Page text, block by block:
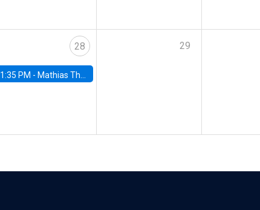
28
1:35 PM - Mathias Thoenig, University of Lausanne
29